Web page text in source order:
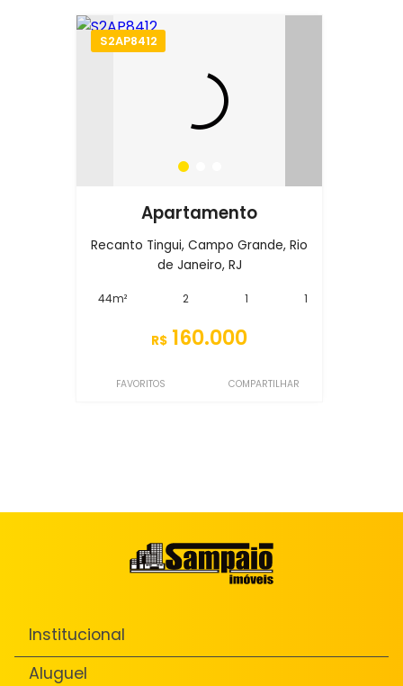
S2AP8412
Apartamento
Recanto Tingui, Campo Grande, Rio
de Janeiro, RJ
44m² 2 1 1
R$ 160.000
FAVORITOS COMPARTILHAR
Institucional
Aluguel